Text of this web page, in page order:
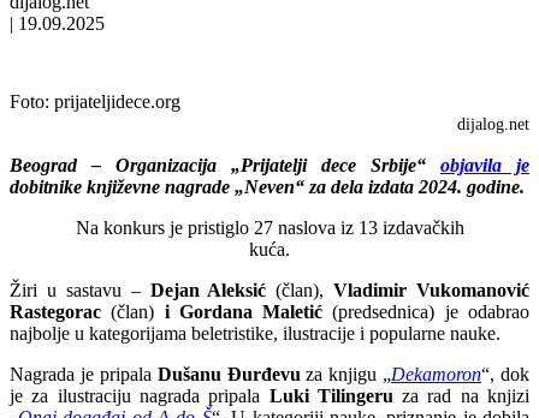
| 19.09.2025
Foto: prijateljidece.org
dijalog.net
Beograd – Organizacija „Prijatelji dece Srbije“ objavila je
dobitnike književne nagrade „Neven“ za dela izdata 2024. godine.
Na konkurs je pristiglo 27 naslova iz 13 izdavačkih
kuća.
Žiri u sastavu – Dejan Aleksić (član),Vladimir Vukomanović
Rastegorac (član) i Gordana Maletić (predsednica) je odabrao
najbolje u kategorijama beletristike, ilustracije i popularne nauke.
Nagrada je pripala Dušanu Đurđevu za knjigu „Dekamoron“, dok
je za ilustraciju nagrada pripala Luki Tilingeru za rad na knjizi